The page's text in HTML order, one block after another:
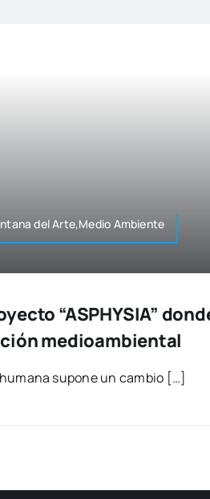
del Arte,Medio Ambien­te
“ASPHYSIA”
medioambiental
supo­ne un cam­bio […]